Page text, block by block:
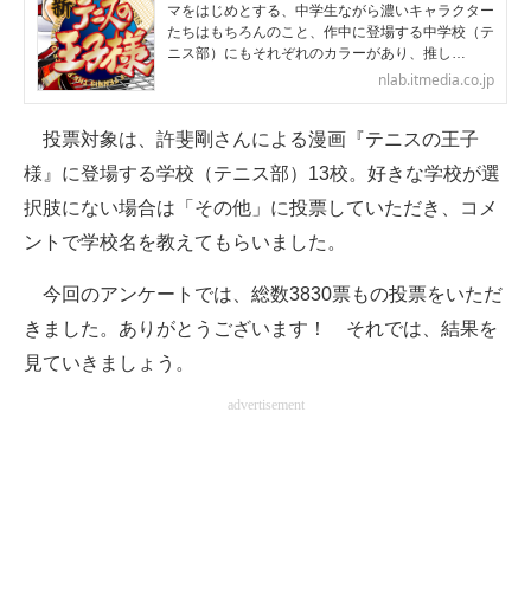
AI活用のいまが分かる
企業ITのトレンドを詳説
マーケ×ITの今がよく分かる
ITエンジニア向け専門サイト
IT製品の技術・比較・事例
製造業のIT導入・活用を支援
マをはじめとする、中学生ながら濃いキャラクター
たちはもちろんのこと、作中に登場する中学校（テ
ニス部）にもそれぞれのカラーがあり、推し…
nlab.itmedia.co.jp
投票対象は、許斐剛さんによる漫画『テニスの王子
様』に登場する学校（テニス部）13校。好きな学校が選
択肢にない場合は「その他」に投票していただき、コメ
ントで学校名を教えてもらいました。
今回のアンケートでは、総数3830票もの投票をいただ
きました。ありがとうございます！ それでは、結果を
見ていきましょう。
advertisement